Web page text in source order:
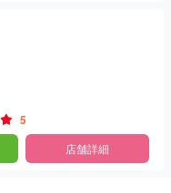
5
店舗詳細